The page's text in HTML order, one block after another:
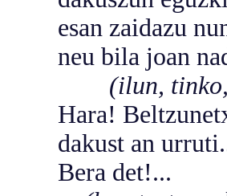
esan zaidazu
neu bila joan
(ilun, tinko,
Hara!
dakust an
Bera det!...